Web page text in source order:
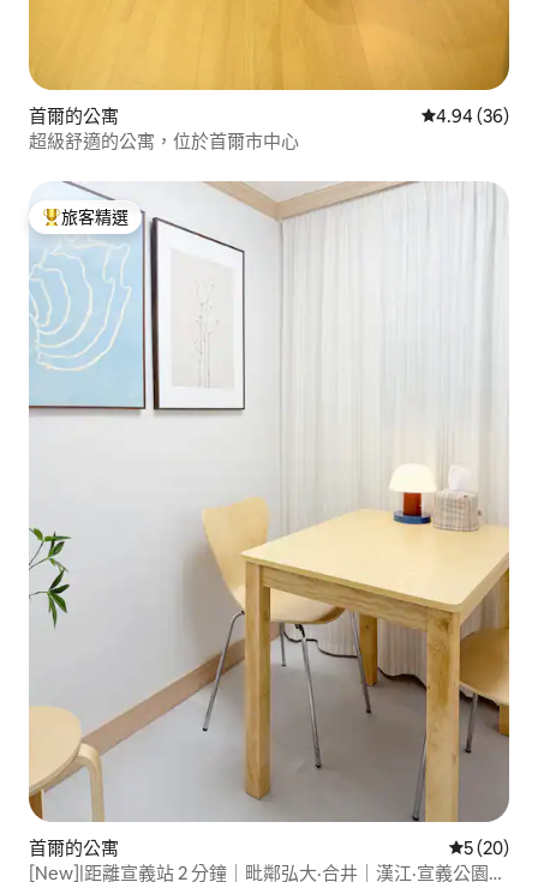
首爾的公寓 從 36 則評價
4.94 (36)
超級舒適的公寓，位於首爾市中心
旅客精選榜首
旅客精選
首爾的公寓 從 20 則評
5 (20)
[New]|距離宣義站 2 分鐘｜毗鄰弘大·合井｜漢江·宣義公園｜